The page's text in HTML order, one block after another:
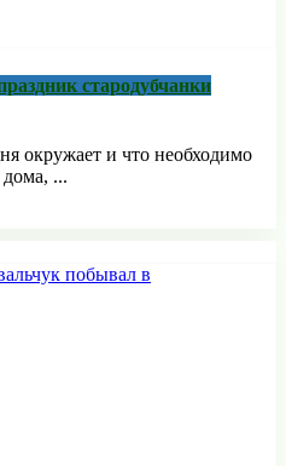
стародубчанки
окружает и что необходимо
...